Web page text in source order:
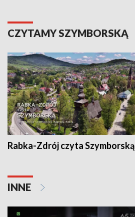
CZYTAMY SZYMBORSKĄ
Rabka-Zdrój czyta Szymborską
INNE